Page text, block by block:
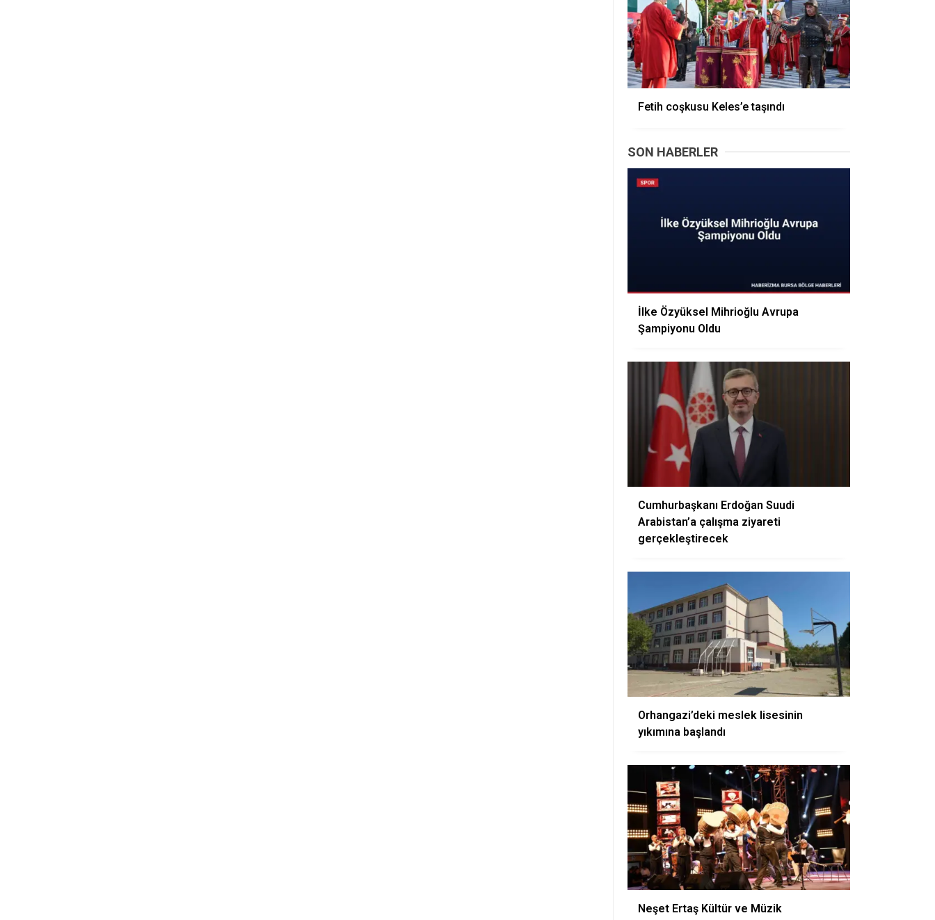
Fetih coşkusu Keles’e taşındı
SON HABERLER
İlke Özyüksel Mihrioğlu Avrupa
Şampiyonu Oldu
Cumhurbaşkanı Erdoğan Suudi
Arabistan’a çalışma ziyareti
gerçekleştirecek
Orhangazi’deki meslek lisesinin
yıkımına başlandı
Neşet Ertaş Kültür ve Müzik